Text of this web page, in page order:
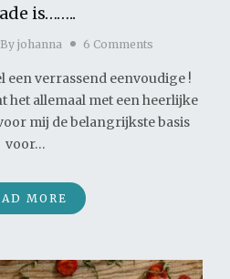
is……..
By johanna 6 Comments
een verrassend eenvoudige !
het allemaal met een heerlijke
mij de belangrijkste basis
voor…
MORE